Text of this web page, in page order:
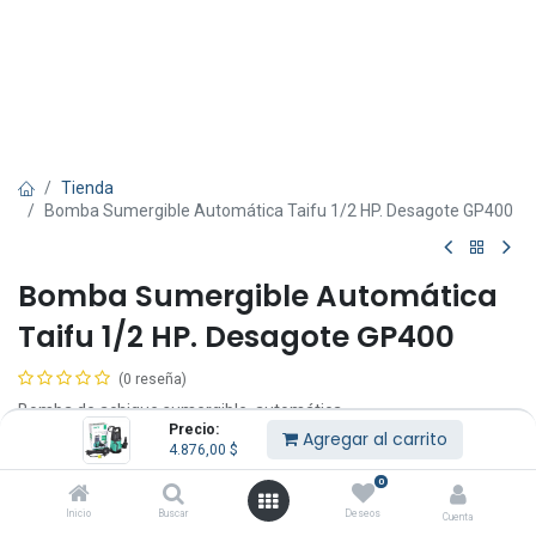
Precio:
4.876,00 $ Agregar al carrito
Inicio Buscar
0
Deseos Cuenta
Tienda
Bomba Sumergible Automática Taifu 1/2 HP. Desagote GP400
Bomba Sumergible Automática
Taifu 1/2 HP. Desagote GP400
(0 reseña)
Bomba de achique sumergible, automática.
Ideal para el vaciado de pozos, piscinas, terrenos.
Excelente relación calidad - precio.
4.876,00 IVA Incluido